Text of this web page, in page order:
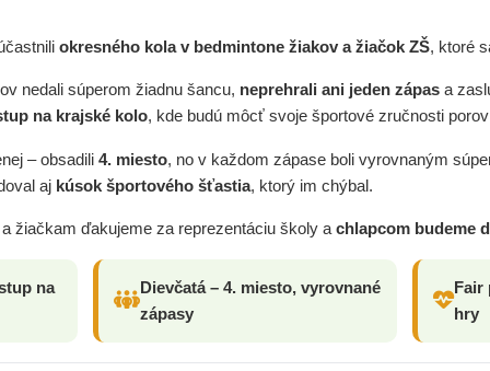
okresného kola v bedmintone žiakov a žiačok ZŠ, ktoré
nedali súperom žiadnu šancu, neprehrali ani jeden zápas a
na krajské kolo, kde budú môcť svoje športové zručnosti
– obsadili 4. miesto, no v každom zápase boli vyrovnaným
aj kúsok športového šťastia, ktorý im chýbal.
žiačkam ďakujeme za reprezentáciu školy a chlapcom budeme
na
Dievčatá – 4. miesto, vyrovnané
zápasy
Fair
hry